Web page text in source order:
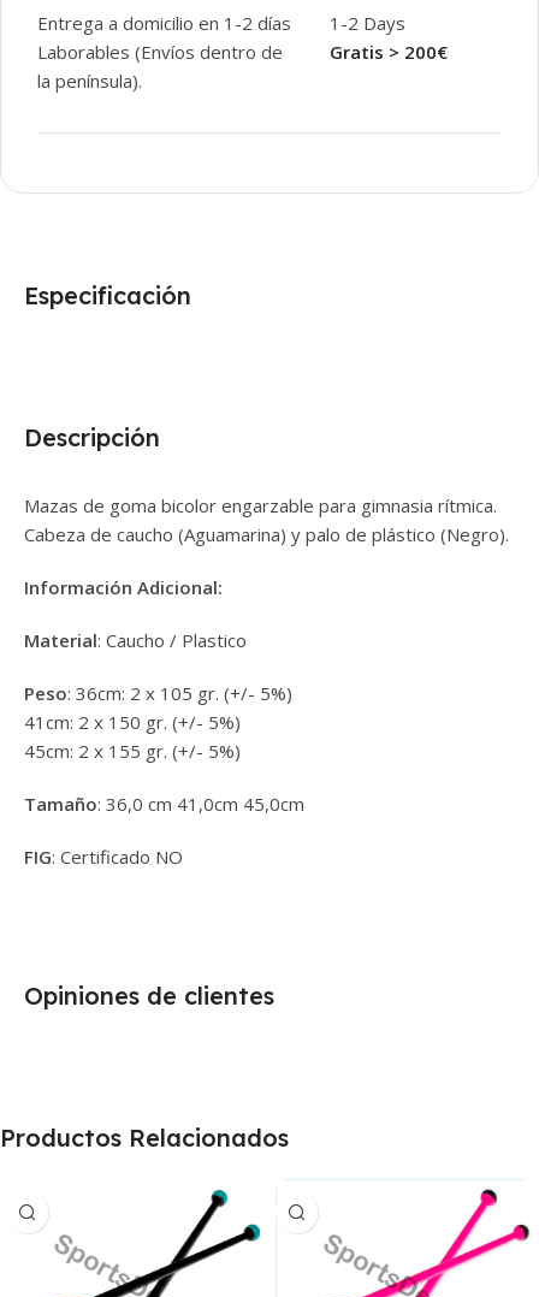
Entrega a domicilio en 1-2 días
Laborables (Envíos dentro de
la península).
1-2 Days
Gratis > 200€
Descripción
Mazas de goma bicolor engarzable para gimnasia rítmica.
Cabeza de caucho (Aguamarina) y palo de plástico (Negro).
Información Adicional:
Material: Caucho / Plastico
Peso: 36cm: 2 x 105 gr. (+/- 5%)
41cm: 2 x 150 gr. (+/- 5%)
45cm: 2 x 155 gr. (+/- 5%)
Tamaño: 36,0 cm 41,0cm 45,0cm
FIG: Certificado NO
Especificación
Opiniones de clientes
Productos Relacionados